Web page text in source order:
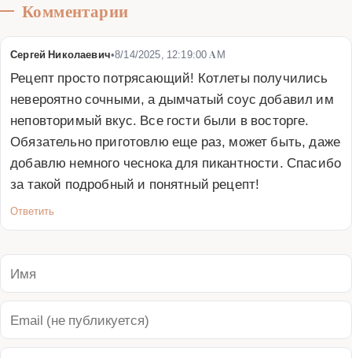
Комментарии
Сергей Николаевич•8/14/2025, 12:19:00 AM
Рецепт просто потрясающий! Котлеты получились
невероятно сочными, а дымчатый соус добавил им
неповторимый вкус. Все гости были в восторге.
Обязательно приготовлю еще раз, может быть, даже
добавлю немного чеснока для пикантности. Спасибо
за такой подробный и понятный рецепт!
Ответить